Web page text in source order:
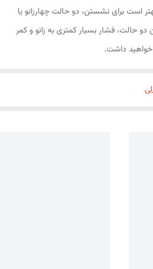
است برای نشستن، دو حالت چهارزانو یا
دو حالت، فشار بسیار کمتری به زانو و کمر
داشت.